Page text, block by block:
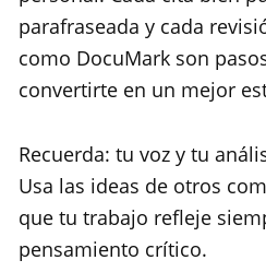
parafraseada y cada
como DocuMark son
convertirte en un mejor
Recuerda: tu voz y tu
Usa las ideas de otros
que tu trabajo refleje
pensamiento crítico.